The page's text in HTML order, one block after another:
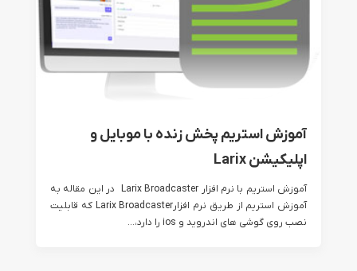
آموزش استریم پخش زنده با موبایل و
اپلیکیشن Larix
آموزش استریم با نرم افزار Larix Broadcaster در این مقاله به
آموزش استریم از طریق نرم افزارLarix Broadcaster که قابلیت
نصب روی گوشی های اندروید و ios را دارد،...